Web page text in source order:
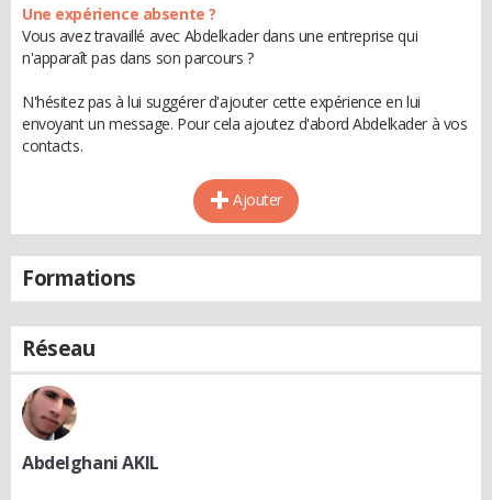
Une expérience absente ?
Vous avez travaillé avec Abdelkader dans une entreprise qui
n'apparaît pas dans son parcours ?
N'hésitez pas à lui suggérer d'ajouter cette expérience en lui
envoyant un message. Pour cela ajoutez d'abord Abdelkader à vos
contacts.
Ajouter
Formations
Réseau
Abdelghani AKIL